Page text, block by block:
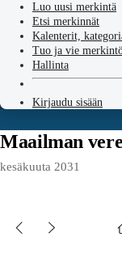
Luo uusi merkintä
Etsi merkinnät
Kalenterit,
Tuo ja vie
Hallinta
Kirjaudu sisään
Maailman
kesäkuuta 2031